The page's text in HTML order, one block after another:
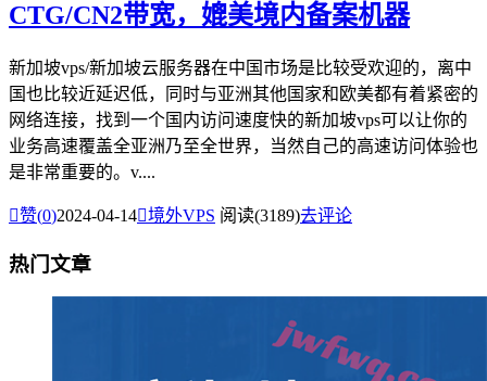
CTG/CN2带宽，媲美境内备案机器
新加坡vps/新加坡云服务器在中国市场是比较受欢迎的，离中
国也比较近延迟低，同时与亚洲其他国家和欧美都有着紧密的
网络连接，找到一个国内访问速度快的新加坡vps可以让你的
业务高速覆盖全亚洲乃至全世界，当然自己的高速访问体验也
是非常重要的。v....
赞(0)2024-04-14境外VPS 阅读(3189)去评论
热门文章